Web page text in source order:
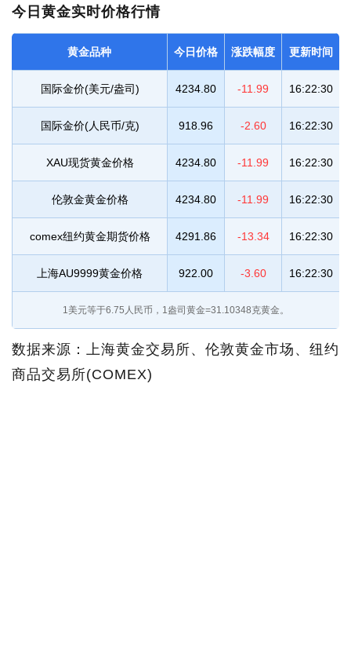
今日黄金实时价格行情
黄金品种 今日价格 涨跌幅度 更新时间
国际金价(美元/盎司) 4234.80 -11.99 16:22:30
国际金价(人民币/克) 918.96 -2.60 16:22:30
XAU现货黄金价格 4234.80 -11.99 16:22:30
伦敦金黄金价格 4234.80 -11.99 16:22:30
comex纽约黄金期货价格 4291.86 -13.34 16:22:30
上海AU9999黄金价格 922.00 -3.60 16:22:30
1美元等于6.75 人民币，1盎司黄金=31.10348克黄金。
数据来源：上海黄金交易所、伦敦黄金市场、纽约
商品交易所(COMEX)